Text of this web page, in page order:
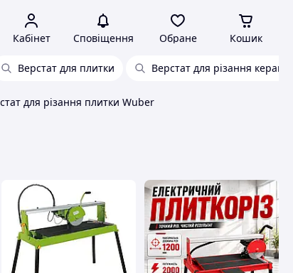
Кабінет Сповіщення Обране Кошик
Верстат для плитки Верстат для різання
для різання плитки Wuber